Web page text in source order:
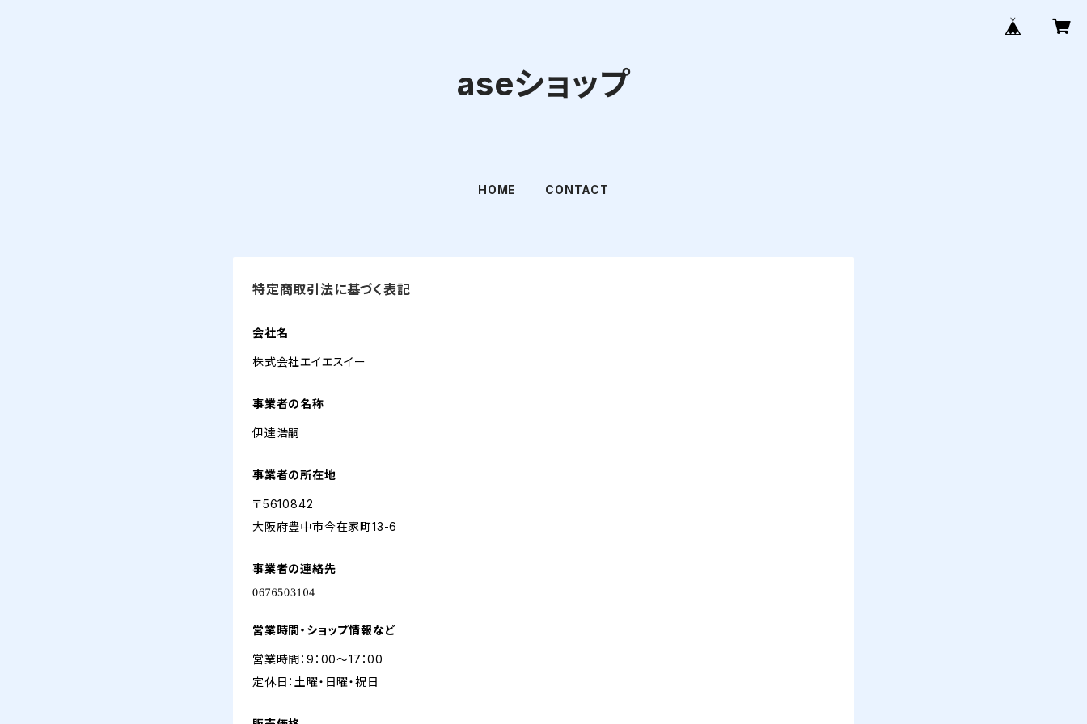
aseショップ
HOME CONTACT
特定商取引法に基づく表記
会社名
株式会社エイエスイー
事業者の名称
伊達浩嗣
事業者の所在地
〒5610842
大阪府豊中市今在家町13-6
事業者の連絡先
営業時間・ショップ情報など
営業時間：9：00～17：00
定休日：土曜・日曜・祝日